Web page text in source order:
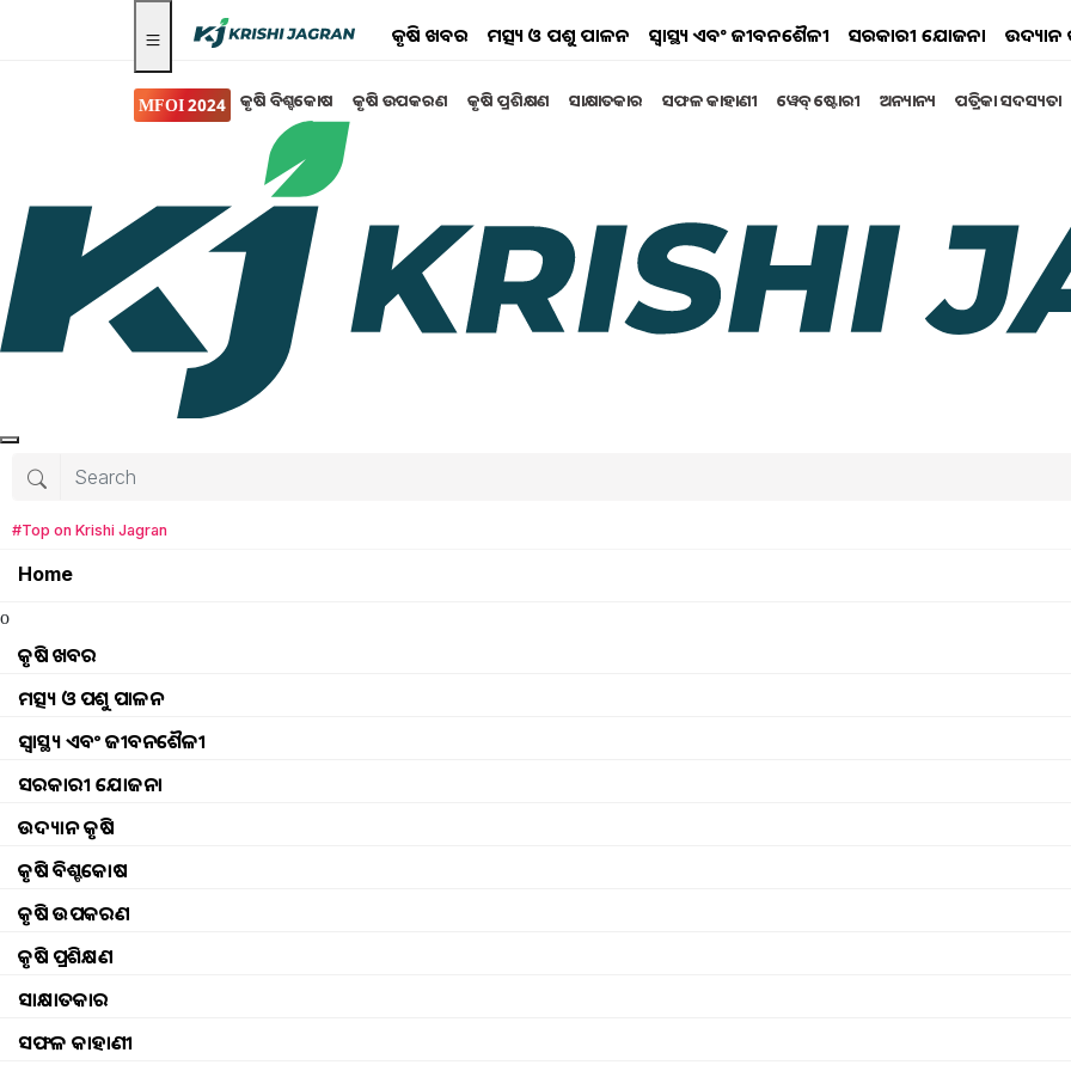
କୃଷି ଖବର ମତ୍ସ୍ୟ ଓ ପଶୁ ପାଳନ ସ୍ୱାସ୍ଥ୍ୟ ଏବଂ ଜୀବନଶୈଳୀ ସରକାରୀ ଯୋଜନା ଉଦ୍ୟାନ
MFOI 2024 କୃଷି ବିଶ୍ବକୋଷ କୃଷି ଉପକରଣ କୃଷି ପ୍ରଶିକ୍ଷଣ ସାକ୍ଷାତକାର ସଫଳ କାହାଣୀ ୱେବ୍ ଷ୍ଟୋରୀ ଅନ୍ୟାନ୍ୟ ପତ୍ରିକା ସଦସ୍ୟତା
#Top on Krishi Jagran
Home
o
କୃଷି ଖବର
ମତ୍ସ୍ୟ ଓ ପଶୁ ପାଳନ
ସ୍ୱାସ୍ଥ୍ୟ ଏବଂ ଜୀବନଶୈଳୀ
ସରକାରୀ ଯୋଜନା
ଉଦ୍ୟାନ କୃଷି
କୃଷି ବିଶ୍ବକୋଷ
କୃଷି ଉପକରଣ
କୃଷି ପ୍ରଶିକ୍ଷଣ
ସାକ୍ଷାତକାର
ସଫଳ କାହାଣୀ
ସରକାରୀ ସ୍କିମ
Pm Kusum Yojana: ଅନଲାଇନ୍ ରେ କିପରି କରିବେ
ଆବେଦନ ?
ଜଳସେଚନ ପାଇଁ ବିଭିନ୍ନ ଯୋଜନା କେନ୍ଦ୍ର ଓ ରାଜ୍ୟ ସରକାରଙ୍କ ଦ୍ୱାରା ପରିଚାଳିତ କରାଯାଉଛି ।